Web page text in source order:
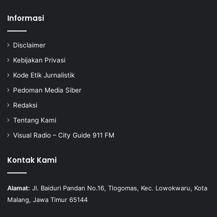
Informasi
Disclaimer
Kebijakan Privasi
Kode Etik Jurnalistik
Pedoman Media Siber
Redaksi
Tentang Kami
Visual Radio – City Guide 911 FM
Kontak Kami
Alamat: Jl. Baiduri Pandan No.16, Tlogomas, Kec. Lowokwaru, Kota
Malang, Jawa Timur 65144